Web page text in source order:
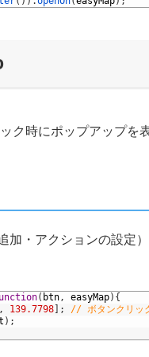
ク時にポップアップを
・アクションの設定
( btn , easyMap) {
, 139.7798] ;
// ボタンクリッ
) ;